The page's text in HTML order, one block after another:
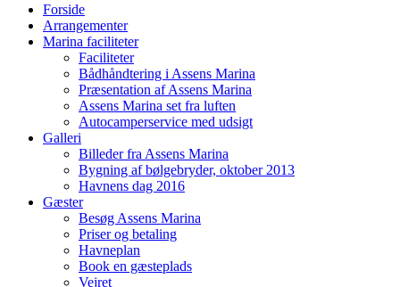
Forside
Arrangementer
Marina faciliteter
Faciliteter
Bådhåndtering i Assens Marina
Præsentation af Assens Marina
Assens Marina set fra luften
Autocamperservice med udsigt
Galleri
Billeder fra Assens Marina
Bygning af bølgebryder, oktober 2013
Havnens dag 2016
Gæster
Besøg Assens Marina
Priser og betaling
Havneplan
Book en gæsteplads
Vejret